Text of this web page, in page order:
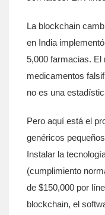
La blockchain
en India
5,000 farmacias. El
medicamentos
no es una
Pero aquí está el
genéricos
Instalar la
(cumplimiento
de $150,000 por
blockchain, el